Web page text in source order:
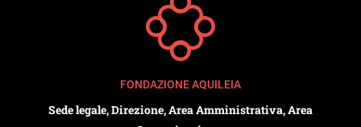
FONDAZIONE AQUILEIA
Sede legale, Direzione, Area Amministrativa, Area